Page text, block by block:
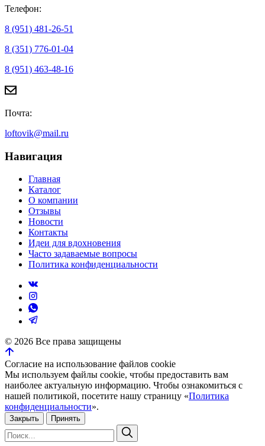
Телефон:
8 (951) 481-26-51
8 (351) 776-01-04
8 (951) 463-48-16
Почта:
loftovik@mail.ru
Навигация
Главная
Каталог
О компании
Отзывы
Новости
Контакты
Идеи для вдохновения
Часто задаваемые вопросы
Политика конфиденциальности
© 2026 Все права защищены
Согласие на использование файлов cookie
Мы используем файлы cookie, чтобы предоставить вам
наиболее актуальную информацию. Чтобы ознакомиться с
нашей политикой, посетите нашу страницу «Политика
конфиденциальности».
Закрыть Принять
Искать:
Поиск